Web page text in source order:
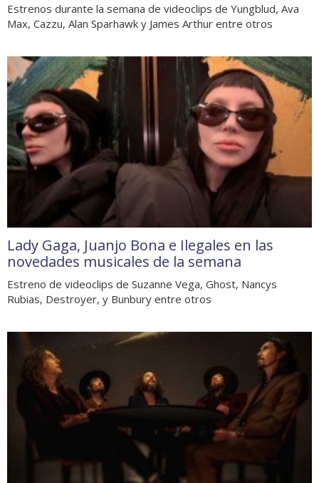
Estrenos durante la semana de videoclips de Yungblud, Ava
Max, Cazzu, Alan Sparhawk y James Arthur entre otros
Lady Gaga, Juanjo Bona e Ilegales en las
novedades musicales de la semana
Estreno de videoclips de Suzanne Vega, Ghost, Nancys
Rubias, Destroyer, y Bunbury entre otros